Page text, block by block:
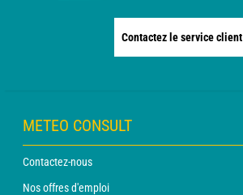
Contactez le service client
METEO CONSULT
Contactez-nous
Nos offres d'emploi